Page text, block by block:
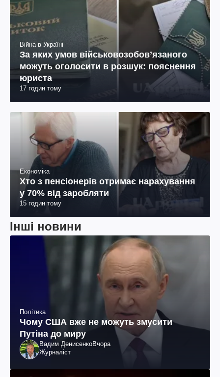
Війна в Україні
За яких умов військовозобов’язаного
можуть оголосити в розшук: пояснення
юриста
17 годин тому
Економіка
Хто з пенсіонерів отримає нарахування
у 70% від заробляти
15 годин тому
Інші новини
Політика
Чому США вже не можуть змусити
Путіна до миру
Вадим ДенисенкоВчора
Журналіст